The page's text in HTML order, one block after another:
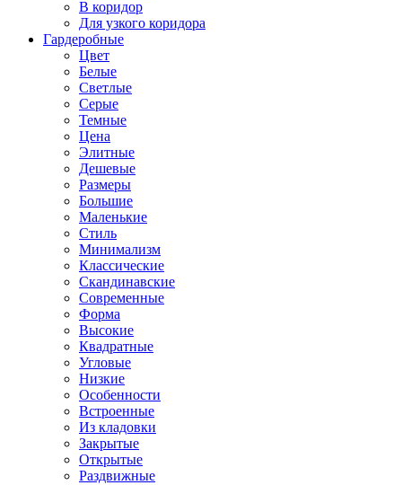
В коридор
Для узкого коридора
Гардеробные
Цвет
Белые
Светлые
Серые
Темные
Цена
Элитные
Дешевые
Размеры
Большие
Маленькие
Стиль
Минимализм
Классические
Скандинавские
Современные
Форма
Высокие
Квадратные
Угловые
Низкие
Особенности
Встроенные
Из кладовки
Закрытые
Открытые
Раздвижные